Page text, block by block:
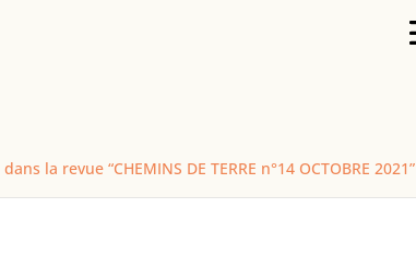
la revue “CHEMINS DE TERRE n°14 OCTOBRE 2021”